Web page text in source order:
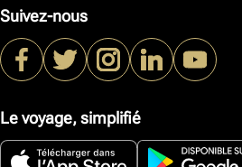
Suivez-nous
Le voyage, simplifié